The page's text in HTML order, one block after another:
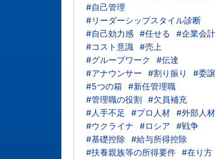
#自己管理
#リーダーシップスタイル診断
#自己効力感 #任せる
#企業会計
#コスト意識 #売上
#グループワーク
#伝達
#アナウンサー
#割り振り
#委譲
#5つの箱 #新任管理職
#管理職の役割 #欠員補充
#人手不足
#プロ人材 #外部人材
#ウクライナ
#ロシア
#戦争
#基礎控除
#給与所得控除
#扶養親族等の所得要件 #在り方